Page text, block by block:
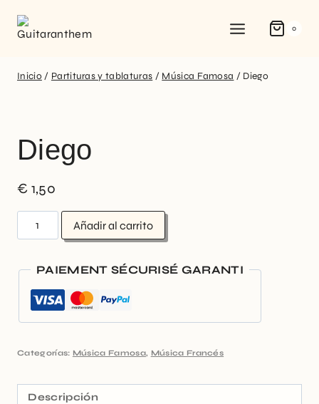
0
Inicio / Partituras y tablaturas / Música Famosa / Diego
Diego
€ 1,50
Añadir al carrito
PAIEMENT SÉCURISÉ GARANTI
Categorías: Música Famosa, Música Francés
Descripción